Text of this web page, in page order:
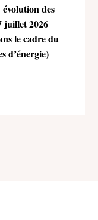
évolution des
juillet 2026
le cadre du
d’énergie)